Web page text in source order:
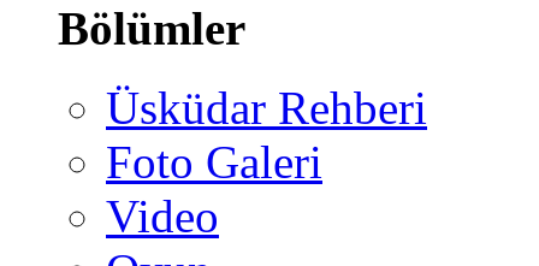
Bölümler
Üsküdar Rehberi
Foto Galeri
Video